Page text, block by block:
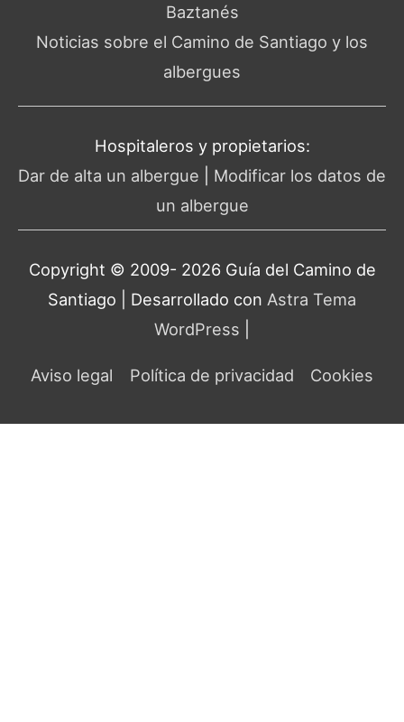
Baztanés
Noticias sobre el Camino de Santiago y los
albergues
Hospitaleros y propietarios:
Dar de alta un albergue
Modificar los datos de
un albergue
Copyright © 2009- 2026 Guía del Camino de
Santiago | Desarrollado con Astra Tema
WordPress
Aviso legal Política de privacidad Cookies